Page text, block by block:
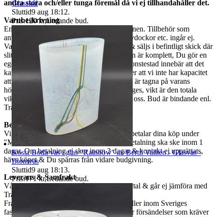
andra stora och/eller tunga föremål då vi ej tillhandahåller det.
Varubeskrivning
Endast det ni ser på bilderna ingår i auktionen. Tillbehör som
används vid fotografering, som stativ, provdockor etc. ingår ej.
Varorna är begagnade om ej annat anges & säljs i befintligt skick där
slitage kan finnas. Vi garanterar ej att varan är komplett, Du gör en
egen bedömning enligt bilderna. Ej funktionstestad innebär att det
kan saknas delar, att den är ur funktion eller att vi inte har kapacitet
att utföra ett funktionstest. Mått som anges är tagna på varans
högsta/längsta/bredaste del om annat ej anges, vikt är den totala
vikten på varan. Vid frågor måste ni maila oss. Bud är bindande enl.
Traderas regler.
Betalning
Vi använder oss av Traderabetalning. Du betalar dina köp under
"Mina köp". Ni kan Ej betala i butiken. Betalning ska ske inom 1
dagar. Om betalning ej sker inom 3 dagar & kontakt ej upprättats,
hävs köpet & Du spärras från vidare budgivning.
Leverans & Samfrakt
Våra fraktpriser baseras på eget företagsavtal & går ej jämföra med
Traderas rabatterade fraktpriser.
Fraktpriset som står angivet i annonsen gäller inom Sveriges
fastland, extra kostnader kan tillkomma för försändelser som kräver
Glasskål
Sluttid9 aug 18:12.
Pris:120 kr,Ledande bud.
Kosta Boda vas i glas "Rainbow" av Bertil Vallien - Glasvas -
Blomvas
Sluttid9 aug 18:13.
Pris:171 kr,Ledande bud.